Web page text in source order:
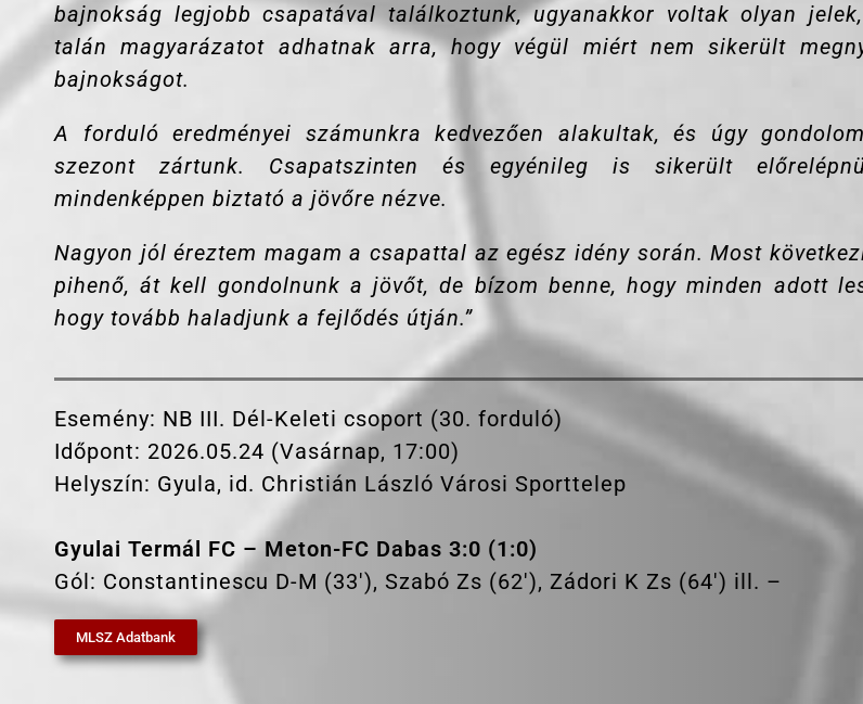
bajnokság legjobb csapatával találkoztunk, ugyanakkor voltak olyan
talán magyarázatot adhatnak arra, hogy végül miért nem sikerült
bajnokságot.
A forduló eredményei számunkra kedvezően alakultak, és úgy
szezont zártunk. Csapatszinten és egyénileg is sikerült
mindenképpen biztató a jövőre nézve.
Nagyon jól éreztem magam a csapattal az egész idény során. Most
pihenő, át kell gondolnunk a jövőt, de bízom benne, hogy minden adott
hogy tovább haladjunk a fejlődés útján.”
Esemény: NB III. Dél-Keleti csoport (30. forduló)
Időpont: 2026.05.24 (Vasárnap, 17:00)
Helyszín: Gyula, id. Christián László Városi Sporttelep
Gyulai Termál FC – Meton-FC Dabas 3:0 (1:0)
Gól: Constantinescu D-M (33′), Szabó Zs (62′), Zádori K Zs (64′) ill. –
MLSZ Adatbank